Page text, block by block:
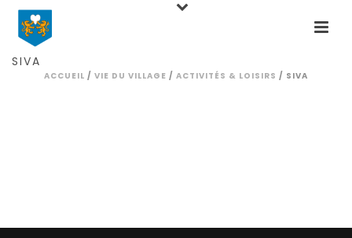
SIVA
ACCUEIL / VIE DU VILLAGE / ACTIVITÉS & LOISIRS / SIVA